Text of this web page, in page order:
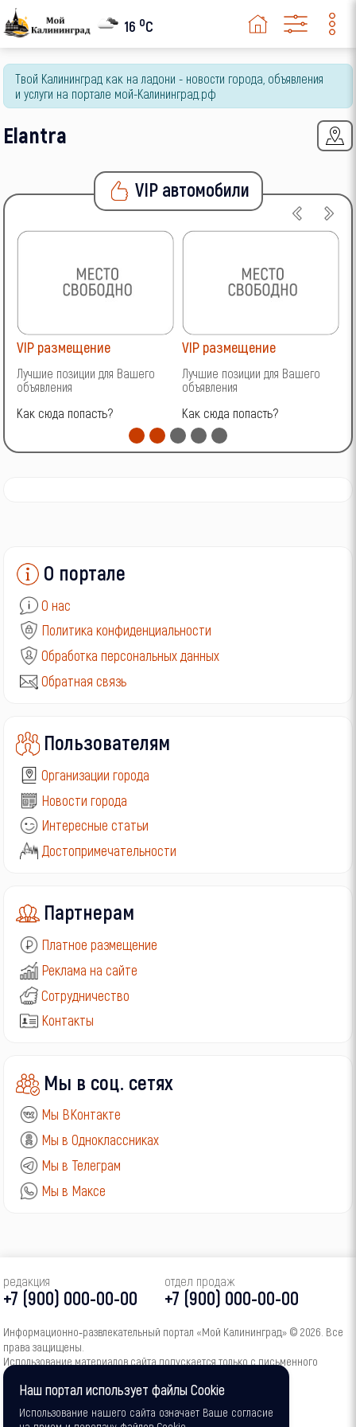
Peugeot
Renault
Skoda
Subaru
Suzuki
Volkswagen
ВАЗ (LADA)
ГАЗ
УАЗ
16 oC
Твой Калининград как на ладони - новости города, объявления
и услуги на портале мой-Калининград.рф
Elantra
VIP автомобили
VIP размещение
Лучшие позиции для Вашего
объявления
Как сюда попасть?
VIP размещение
Лучшие позиции для Вашего
объявления
Как сюда попасть?
О портале
О нас
Политика конфиденциальности
Обработка персональных данных
Обратная связь
Пользователям
Организации города
Новости города
Интересные статьи
Достопримечательности
Партнерам
Платное размещение
Реклама на сайте
Сотрудничество
Контакты
Мы в соц. сетях
Мы ВКонтакте
Мы в Одноклассниках
Мы в Телеграм
Мы в Максе
редакция
+7 (900) 000-00-00
отдел продаж
+7 (900) 000-00-00
Информационно‑развлекательный портал «Мой Калининград» © 2026. Все
права защищены.
Использование материалов сайта допускается только с письменного
согласия администрации портала.
16+
Наш портал использует файлы Cookie
Использование нашего сайта означает Ваше согласие